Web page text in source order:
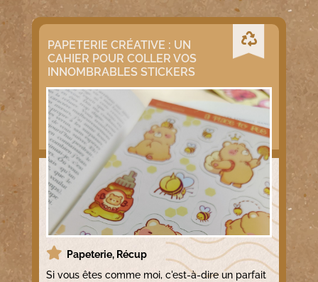
PAPETERIE CRÉATIVE : UN
CAHIER POUR COLLER VOS
INNOMBRABLES STICKERS
Papeterie, Récup
Si vous êtes comme moi, c'est-à-dire un parfait